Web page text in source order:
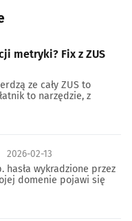
metryki? Fix z ZUS
ze cały ZUS to
to narzędzie, z
2026-02-13
hasła wykradzione przez
domenie pojawi się